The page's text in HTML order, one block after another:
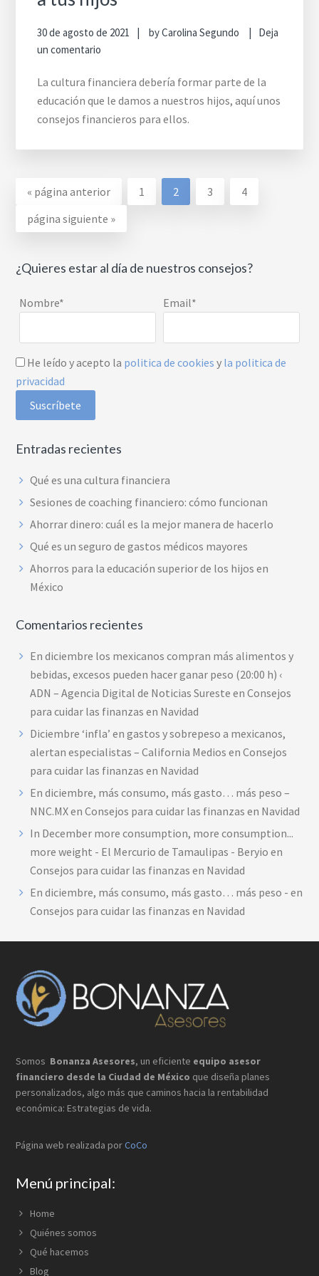
30 de agosto de 2021 byCarolina Segundo
Deja
un comentario
La cultura financiera debería formar parte de la
educación que le damos a nuestros hijos, aquí unos
consejos financieros para ellos.
« Ir
la
página anterior
Go
to
1
Go
to
2
Go
to
3
Go
to
4
Ir
a
página siguiente »
¿Quieres estar al día de nuestros consejos?
Nombre* Email*
He leído y acepto la politica de cookies y la politica de
privacidad
Entradas recientes
Qué es una cultura financiera
Sesiones de coaching financiero: cómo funcionan
Ahorrar dinero: cuál es la mejor manera de hacerlo
Qué es un seguro de gastos médicos mayores
Ahorros para la educación superior de los hijos en
México
Comentarios recientes
En diciembre los mexicanos compran más alimentos y
bebidas, excesos pueden hacer ganar peso (20:00 h) ‹
ADN – Agencia Digital de Noticias Sureste enConsejos
para cuidar las finanzas en Navidad
Diciembre ‘infla’ en gastos y sobrepeso a mexicanos,
alertan especialistas – California Medios enConsejos
para cuidar las finanzas en Navidad
En diciembre, más consumo, más gasto… más peso –
NNC.MXenConsejos para cuidar las finanzas en Navidad
In December more consumption, more consumption...
more weight - El Mercurio de Tamaulipas - Beryio en
Consejos para cuidar las finanzas en Navidad
En diciembre, más consumo, más gasto… más peso - en
Consejos para cuidar las finanzas en Navidad
Footer
Somos Bonanza Asesores, un eficiente equipo asesor
financiero desde la Ciudad de México que diseña planes
personalizados, algo más que caminos hacia la rentabilidad
económica: Estrategias de vida.
Página web realizada porCoCo
Menú principal:
Home
Quiénes somos
Qué hacemos
Blog